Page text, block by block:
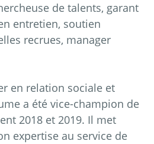
de talents, garant
entretien, soutien
recrues, manager
en relation sociale et
a été vice-champion de
2018 et 2019. Il met
expertise au service de